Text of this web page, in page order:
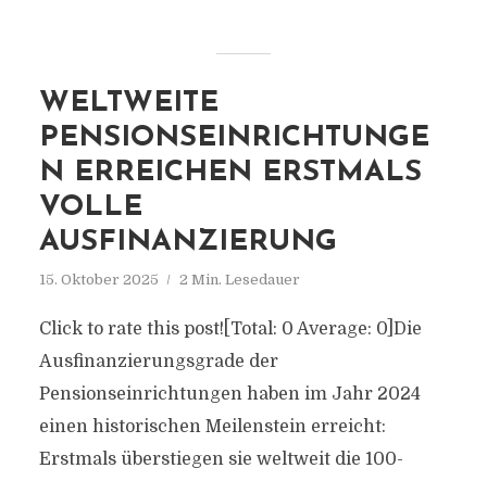
WELTWEITE
PENSIONSEINRICHTUNGE
N ERREICHEN ERSTMALS
VOLLE
AUSFINANZIERUNG
15. Oktober 2025 2 Min. Lesedauer
Click to rate this post![Total: 0 Average: 0]Die
Ausfinanzierungsgrade der
Pensionseinrichtungen haben im Jahr 2024
einen historischen Meilenstein erreicht:
Erstmals überstiegen sie weltweit die 100-